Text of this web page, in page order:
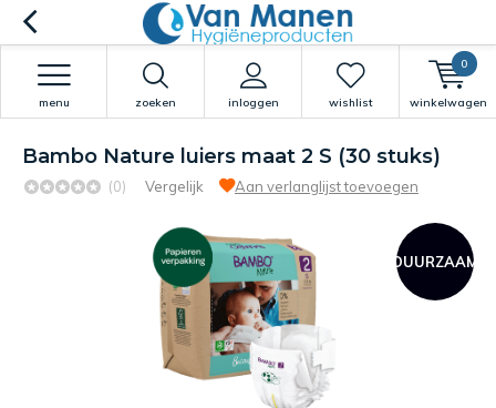
zoeken inloggen
menu wishlist winkelwagen
0
Bambo Nature luiers maat 2 S (30 stuks)
(0) Vergelijk Aan verlanglijst toevoegen
DUURZAAM